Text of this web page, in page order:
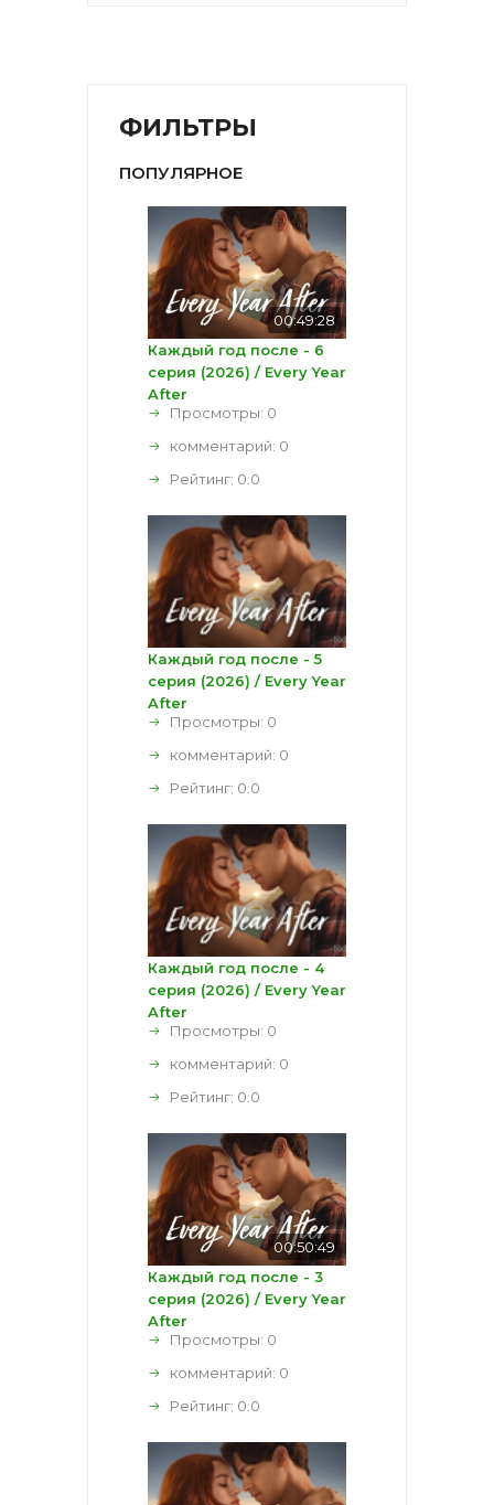
ФИЛЬТРЫ
ПОПУЛЯРНОЕ
00:49:28
Каждый год после - 6
серия (2026) / Every Year
After
Просмотры: 0
комментарий: 0
Рейтинг: 0.0
Каждый год после - 5
серия (2026) / Every Year
After
Просмотры: 0
комментарий: 0
Рейтинг: 0.0
Каждый год после - 4
серия (2026) / Every Year
After
Просмотры: 0
комментарий: 0
Рейтинг: 0.0
00:50:49
Каждый год после - 3
серия (2026) / Every Year
After
Просмотры: 0
комментарий: 0
Рейтинг: 0.0